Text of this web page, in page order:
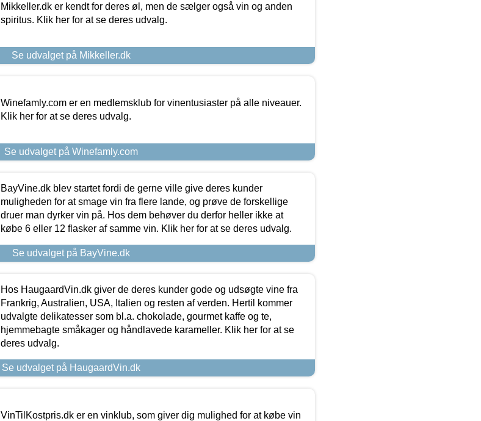
Mikkeller.dk er kendt for deres øl, men de sælger også vin og anden
spiritus. Klik her for at se deres udvalg.
Se udvalget på Mikkeller.dk
Winefamly.com er en medlemsklub for vinentusiaster på alle niveauer.
Klik her for at se deres udvalg.
Se udvalget på Winefamly.com
BayVine.dk blev startet fordi de gerne ville give deres kunder
muligheden for at smage vin fra flere lande, og prøve de forskellige
druer man dyrker vin på. Hos dem behøver du derfor heller ikke at
købe 6 eller 12 flasker af samme vin. Klik her for at se deres udvalg.
Se udvalget på BayVine.dk
Hos HaugaardVin.dk giver de deres kunder gode og udsøgte vine fra
Frankrig, Australien, USA, Italien og resten af verden. Hertil kommer
udvalgte delikatesser som bl.a. chokolade, gourmet kaffe og te,
hjemmebagte småkager og håndlavede karameller. Klik her for at se
deres udvalg.
Se udvalget på HaugaardVin.dk
VinTilKostpris.dk er en vinklub, som giver dig mulighed for at købe vin